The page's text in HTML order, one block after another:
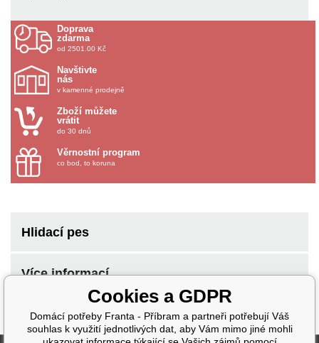
Doprava
zdarma
od 2501.00 Kč
Navštivte
nás
v kamenné prodejně
Zboží můžete
vrátit
do 30 dnů
Věrnostní program
co bod, to koruna
Hlidací pes
Více informací
Cookies a GDPR
Domácí potřeby Franta - Příbram a partneři potřebují Váš
souhlas k využití jednotlivých dat, aby Vám mimo jiné mohli